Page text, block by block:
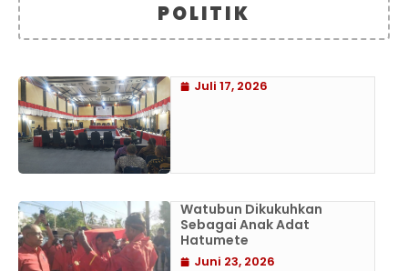
POLITIK
Juli 17, 2026
Watubun Dikukuhkan
Sebagai Anak Adat
Hatumete
Juni 23, 2026